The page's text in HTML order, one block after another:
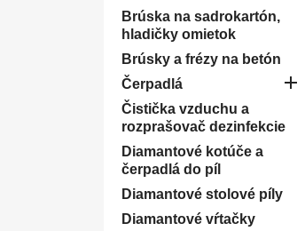
Brúska na sadrokartón,
hladičky omietok
Brúsky a frézy na betón
Čerpadlá

Čistička vzduchu a
rozprašovač dezinfekcie
Diamantové kotúče a
čerpadlá do píl
Diamantové stolové píly
Diamantové vŕtačky